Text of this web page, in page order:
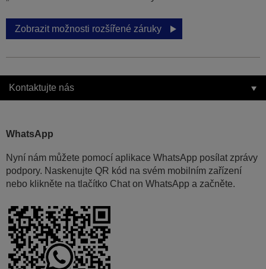
Zobrazit možnosti rozšířené záruky
Kontaktujte nás
WhatsApp
Nyní nám můžete pomocí aplikace WhatsApp posílat zprávy
podpory. Naskenujte QR kód na svém mobilním zařízení
nebo klikněte na tlačítko Chat on WhatsApp a začněte.